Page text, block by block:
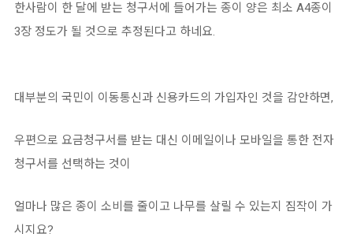
한사람이 한 달에 받는 청구서에 들어가는 종이 양은 최소 A4종이
3장 정도가 될 것으로 추정된다고 하네요.
대부분의 국민이 이동통신과 신용카드의 가입자인 것을 감안하면,
우편으로 요금청구서를 받는 대신 이메일이나 모바일을 통한 전자
청구서를 선택하는 것이
얼마나 많은 종이 소비를 줄이고 나무를 살릴 수 있는지 짐작이 가
시지요?